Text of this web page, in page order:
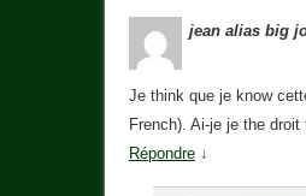
jean alias big
Je think que je know
French). Ai-je je the
Répondre ↓